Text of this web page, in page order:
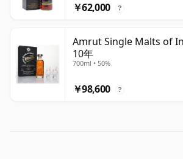
￥62,000 ?
Amrut Single Malts of
10年
700ml • 50%
￥98,600 ?